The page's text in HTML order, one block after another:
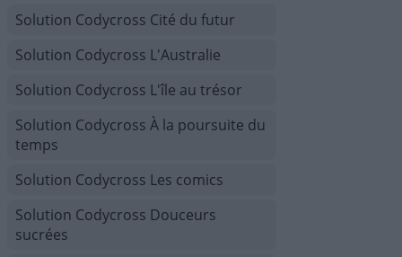
Solution Codycross Cité du futur
Solution Codycross L'Australie
Solution Codycross L'île au trésor
Solution Codycross À la poursuite du
temps
Solution Codycross Les comics
Solution Codycross Douceurs
sucrées